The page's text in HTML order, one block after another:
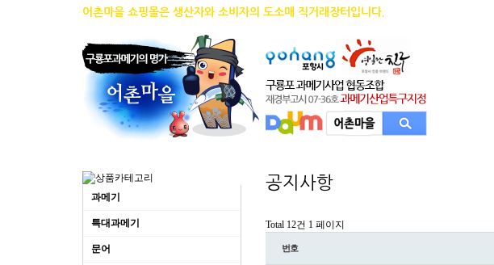
어촌마을 쇼핑몰은 생산자와 소비자의 도소매 직거래장터입니다.
과메기
특대과메기
문어
공지사항
Total 12건 1 페이지
번호